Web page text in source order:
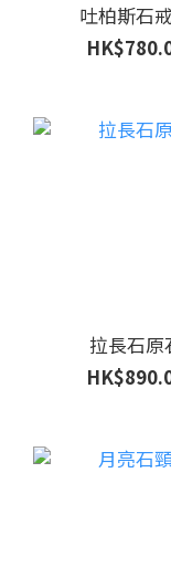
吐柏斯石
拉長石原